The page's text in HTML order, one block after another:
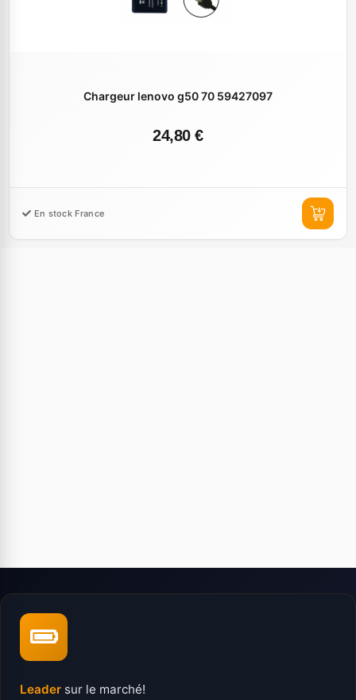
Chargeur lenovo g50 70 59427097
24,80 €
En stock France
Leader sur le marché!